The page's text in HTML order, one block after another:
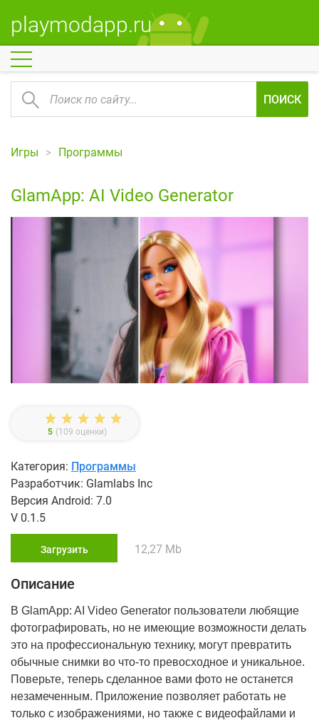
playmodapp.ru
ПОИСК
Игры Программы
GlamApp: AI Video Generator
5 (109 оценки)
Категория: Программы
Разработчик: Glamlabs Inc
Версия Android: 7.0
V 0.1.5
Загрузить 12,27 Mb
Описание
В GlamApp: AI Video Generator пользователи любящие
фотографировать, но не имеющие возможности делать
это на профессиональную технику, могут превратить
обычные снимки во что-то превосходное и уникальное.
Поверьте, теперь сделанное вами фото не останется
незамеченным. Приложение позволяет работать не
только с изображениями, но также с видеофайлами и